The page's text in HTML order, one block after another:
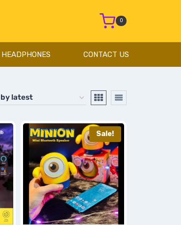
0
HEADPHONES CONTACT US
Sale!